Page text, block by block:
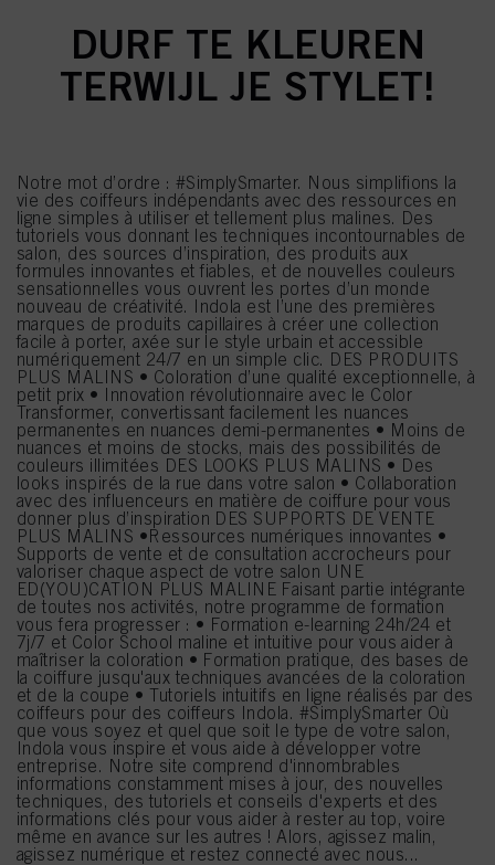
DURF TE KLEUREN
TERWIJL JE STYLET!
Notre mot d’ordre : #SimplySmarter. Nous simplifions la
vie des coiffeurs indépendants avec des ressources en
ligne simples à utiliser et tellement plus malines. Des
tutoriels vous donnant les techniques incontournables de
salon, des sources d’inspiration, des produits aux
formules innovantes et fiables, et de nouvelles couleurs
sensationnelles vous ouvrent les portes d’un monde
nouveau de créativité. Indola est l’une des premières
marques de produits capillaires à créer une collection
facile à porter, axée sur le style urbain et accessible
numériquement 24/7 en un simple clic. DES PRODUITS
PLUS MALINS • Coloration d’une qualité exceptionnelle, à
petit prix • Innovation révolutionnaire avec le Color
Transformer, convertissant facilement les nuances
permanentes en nuances demi-permanentes • Moins de
nuances et moins de stocks, mais des possibilités de
couleurs illimitées DES LOOKS PLUS MALINS • Des
looks inspirés de la rue dans votre salon • Collaboration
avec des influenceurs en matière de coiffure pour vous
donner plus d’inspiration DES SUPPORTS DE VENTE
PLUS MALINS •Ressources numériques innovantes •
Supports de vente et de consultation accrocheurs pour
valoriser chaque aspect de votre salon UNE
ED(YOU)CATION PLUS MALINE Faisant partie intégrante
de toutes nos activités, notre programme de formation
vous fera progresser : • Formation e-learning 24h/24 et
7j/7 et Color School maline et intuitive pour vous aider à
maîtriser la coloration • Formation pratique, des bases de
la coiffure jusqu'aux techniques avancées de la coloration
et de la coupe • Tutoriels intuitifs en ligne réalisés par des
coiffeurs pour des coiffeurs Indola. #SimplySmarter Où
que vous soyez et quel que soit le type de votre salon,
Indola vous inspire et vous aide à développer votre
entreprise. Notre site comprend d'innombrables
informations constamment mises à jour, des nouvelles
techniques, des tutoriels et conseils d'experts et des
informations clés pour vous aider à rester au top, voire
même en avance sur les autres ! Alors, agissez malin,
agissez numérique et restez connecté avec nous...